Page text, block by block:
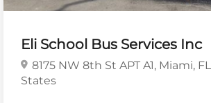
Eli School Bus Services Inc
8175 NW 8th St APT A1, Miami,
States